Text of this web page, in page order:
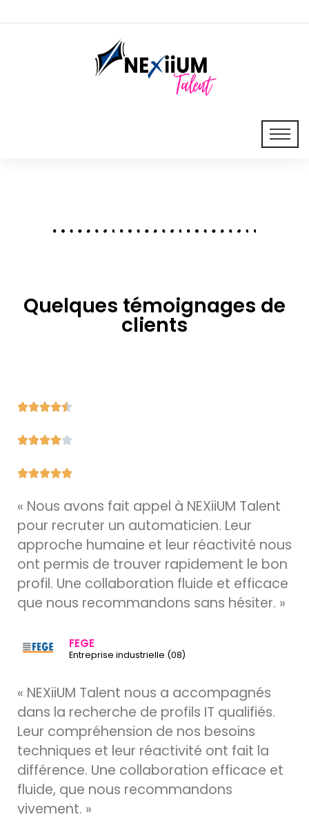
Quelques témoignages de
clients
« Nous avons fait appel à NEXiiUM Talent
pour recruter un automaticien. Leur
approche humaine et leur réactivité nous
ont permis de trouver rapidement le bon
profil. Une collaboration fluide et efficace
que nous recommandons sans hésiter. »
FEGE
Entreprise industrielle (08)
« NEXiiUM Talent nous a accompagnés
dans la recherche de profils IT qualifiés.
Leur compréhension de nos besoins
techniques et leur réactivité ont fait la
différence. Une collaboration efficace et
fluide, que nous recommandons
vivement. »